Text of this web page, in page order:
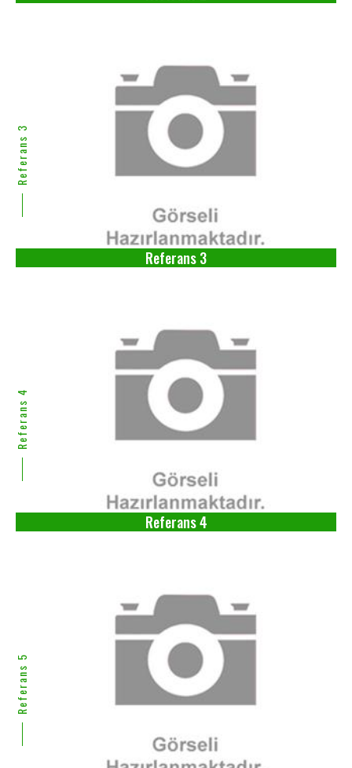
Referans 3
Referans 3
Referans 4
Referans 4
Referans 5